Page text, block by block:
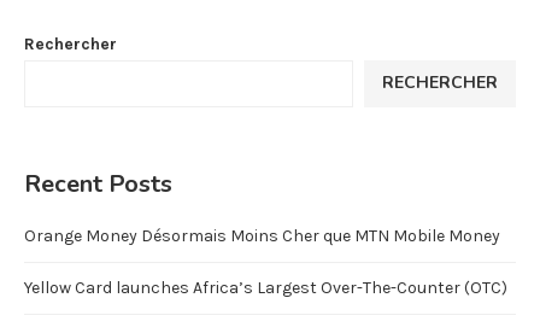
Rechercher
RECHERCHER
Recent Posts
Orange Money Désormais Moins Cher que MTN Mobile Money
Yellow Card launches Africa’s Largest Over-The-Counter (OTC)